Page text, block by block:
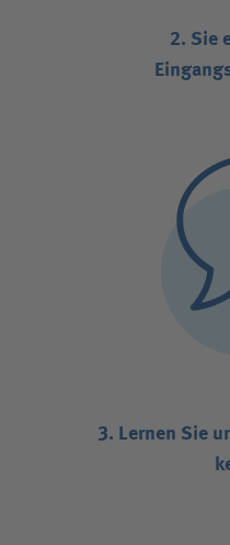
2. Sie
3. Lernen Sie